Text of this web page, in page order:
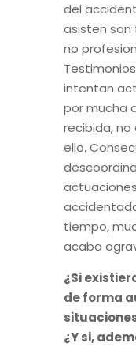
del
asisten son
no
intentan
por mucha
recibida,
ello.
tiempo,
acaba
¿Si
de forma
¿Y si,